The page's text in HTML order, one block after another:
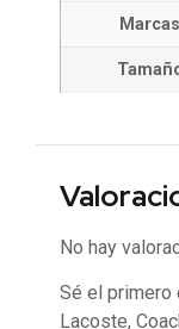
Marcas
No hay
Sé el primero
Lacoste,